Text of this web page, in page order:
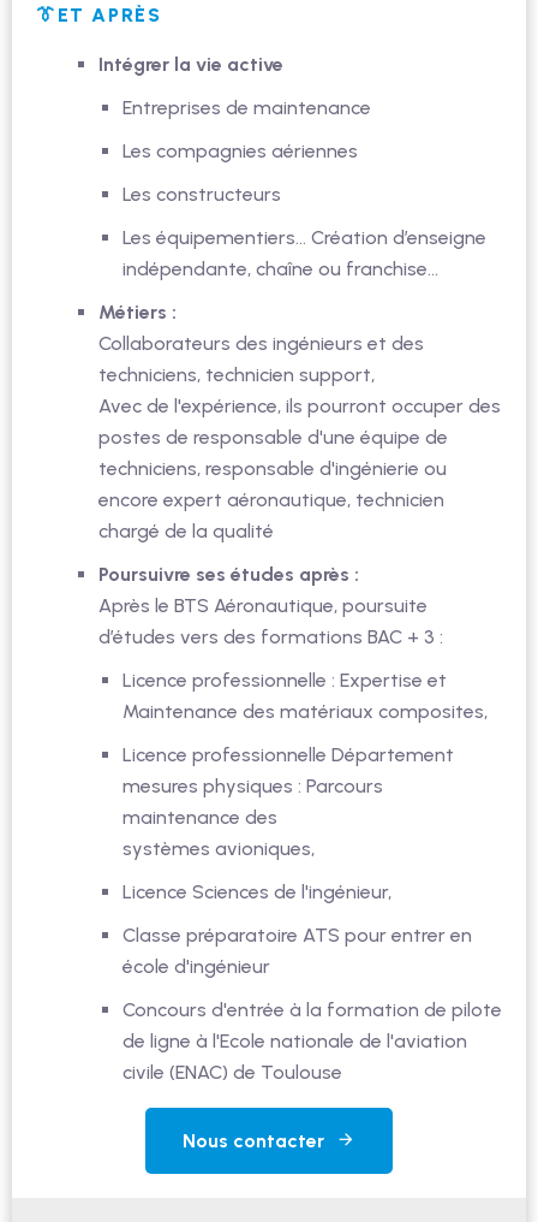
👔ET APRÈS
Intégrer la vie active
Entreprises de maintenance
Les compagnies aériennes
Les constructeurs
Les équipementiers... Création d’enseigne
indépendante, chaîne ou franchise…
Métiers :
Collaborateurs des ingénieurs et des
techniciens, technicien support,
Avec de l'expérience, ils pourront occuper des
postes de responsable d'une équipe de
techniciens, responsable d'ingénierie ou
encore expert aéronautique, technicien
chargé de la qualité
Poursuivre ses études après :
Après le BTS Aéronautique, poursuite
d’études vers des formations BAC + 3 :
Licence professionnelle : Expertise et
Maintenance des matériaux composites,
Licence professionnelle Département
mesures physiques : Parcours
maintenance des
systèmes avioniques,
Licence Sciences de l'ingénieur,
Classe préparatoire ATS pour entrer en
école d'ingénieur
Concours d'entrée à la formation de pilote
de ligne à l'Ecole nationale de l'aviation
civile (ENAC) de Toulouse
Nous contacter